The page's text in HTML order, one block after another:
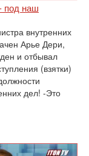
под наш
внутренних
Арье Дери,
и отбывал
(взятки)
дел! -Это